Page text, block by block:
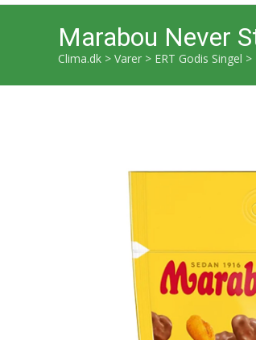
Marabou Never
Clima.dk > Varer > ERT Godis Singel >